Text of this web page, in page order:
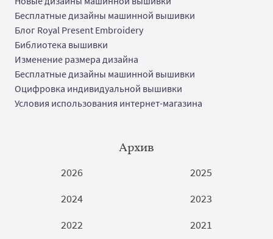
Бесплатные дизайны машинной вышивки
Блог Royal Present Embroidery
Библиотека вышивки
Изменение размера дизайна
Бесплатные дизайны машинной вышивки
Оцифровка индивидуальной вышивки
Условия использования интернет-магазина
Архив
2026
2025
2024
2023
2022
2021